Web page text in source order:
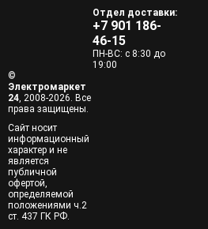
Отдел доставки:
+7 901 186-
46-15
ПН-ВС: с 8:30 до
19:00
©
Электромаркет
24, 2008-2026. Все
права защищены.
Сайт носит
информационный
характер и не
является
публичной
офертой,
определяемой
положениями ч.2
ст. 437 ГК РФ.